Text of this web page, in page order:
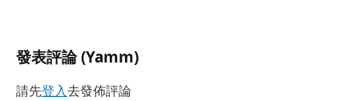
發表評論 (Yamm)
請先登入去發佈評論